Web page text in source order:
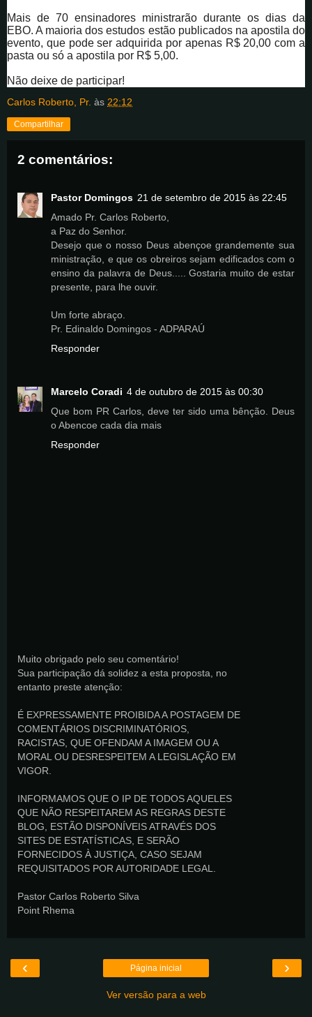
Mais de 70 ensinadores ministrarão durante os dias da
EBO. A maioria dos estudos estão publicados na apostila do
evento, que pode ser adquirida por apenas R$ 20,00 com a
pasta ou só a apostila por R$ 5,00.
Não deixe de participar!
Carlos Roberto, Pr. às 22:12
Compartilhar
2 comentários:
Pastor Domingos 21 de setembro de 2015 às 22:45
Amado Pr. Carlos Roberto,
a Paz do Senhor.
Desejo que o nosso Deus abençoe grandemente sua
ministração, e que os obreiros sejam edificados com o
ensino da palavra de Deus..... Gostaria muito de estar
presente, para lhe ouvir.
Um forte abraço.
Pr. Edinaldo Domingos - ADPARAÚ
Responder
Marcelo Coradi 4 de outubro de 2015 às 00:30
Que bom PR Carlos, deve ter sido uma bênção. Deus
o Abencoe cada dia mais
Responder
Muito obrigado pelo seu comentário!
Sua participação dá solidez a esta proposta, no
entanto preste atenção:
É EXPRESSAMENTE PROIBIDA A POSTAGEM DE
COMENTÁRIOS DISCRIMINATÓRIOS,
RACISTAS, QUE OFENDAM A IMAGEM OU A
MORAL OU DESRESPEITEM A LEGISLAÇÃO EM
VIGOR.
INFORMAMOS QUE O IP DE TODOS AQUELES
QUE NÃO RESPEITAREM AS REGRAS DESTE
BLOG, ESTÃO DISPONÍVEIS ATRAVÉS DOS
SITES DE ESTATÍSTICAS, E SERÃO
FORNECIDOS À JUSTIÇA, CASO SEJAM
REQUISITADOS POR AUTORIDADE LEGAL.
Pastor Carlos Roberto Silva
Point Rhema
‹ ›
Página inicial
Ver versão para a web